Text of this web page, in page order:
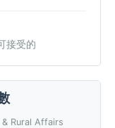
接受的
Rural Affairs